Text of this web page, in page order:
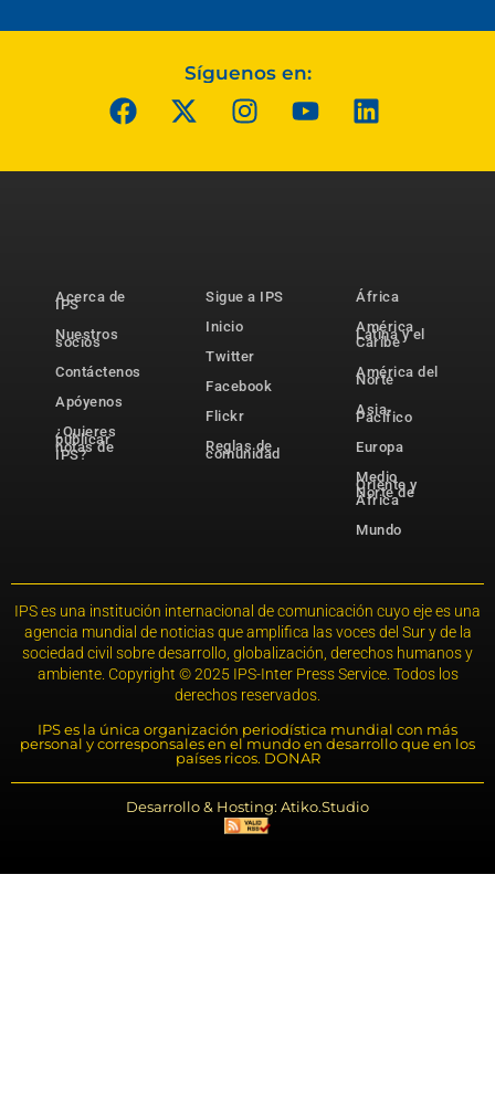
Síguenos en:
Acerca de
IPS
Nuestros
socios
Contáctenos
Apóyenos
¿Quieres
publicar
notas de
IPS?
Sigue a IPS
Inicio
Twitter
Facebook
Flickr
Reglas de
comunidad
África
América
Latina y el
Caribe
América del
Norte
Asia-
Pacífico
Europa
Medio
Oriente y
Norte de
África
Mundo
IPS es una institución internacional de comunicación cuyo eje es una
agencia mundial de noticias que amplifica las voces del Sur y de la
sociedad civil sobre desarrollo, globalización, derechos humanos y
ambiente. Copyright © 2025 IPS-Inter Press Service. Todos los
derechos reservados.
IPS es la única organización periodística mundial con más
personal y corresponsales en el mundo en desarrollo que en los
países ricos. DONAR
Desarrollo & Hosting: Atiko.Studio